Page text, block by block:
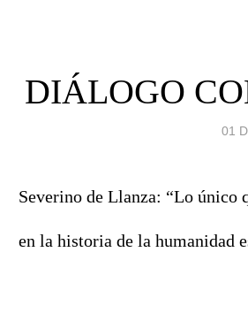
DIÁLOGO
01
Severino de Llanza: “Lo único
en la historia de la humanidad